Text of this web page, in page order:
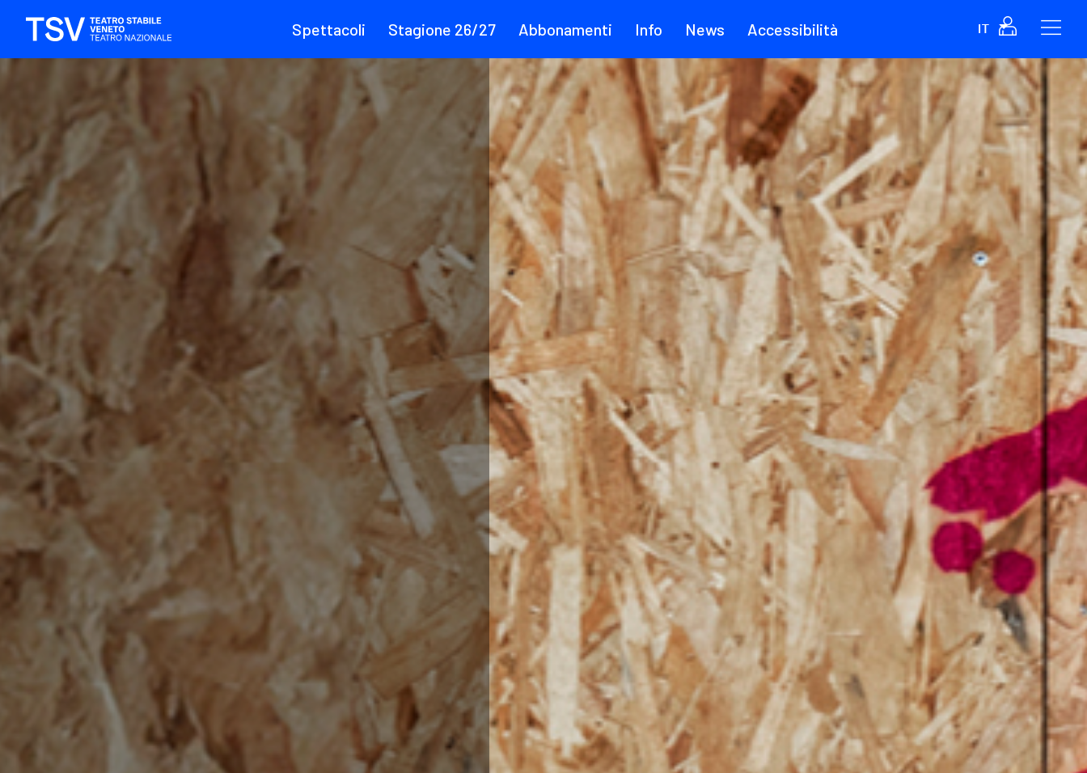
Spettacoli Stagione 26/27 Abbonamenti Info News Accessibilità IT